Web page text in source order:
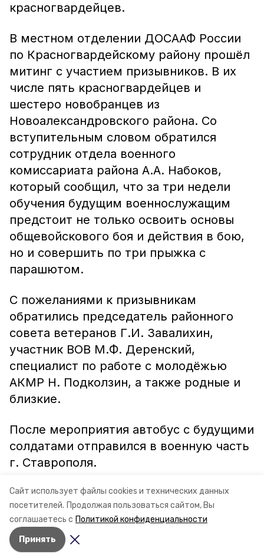
Сайт использует файлы cookies и технических данных
посетителей. Продолжая пользоваться сайтом, Вы
соглашаетесь с Политикой конфиденциальности
Принять
красногвардейцев.
В местном отделении ДОСААФ России
по Красногвардейскому району прошёл
митинг с участием призывников. В их
числе пять красногвардейцев и
шестеро новобранцев из
Новоалександровского района. Со
вступительным словом обратился
сотрудник отдела военного
комиссариата района А.А. Набоков,
который сообщил, что за три недели
обучения будущим военнослужащим
предстоит не только освоить основы
общевойскового боя и действия в бою,
но и совершить по три прыжка с
парашютом.
С пожеланиями к призывникам
обратились председатель районного
совета ветеранов Г.И. Завалихин,
участник ВОВ М.Ф. Деренский,
специалист по работе с молодёжью
АКМР Н. Подколзин, а также родные и
близкие.
После мероприятия автобус с будущими
солдатами отправился в военную часть
г. Ставрополя.
ВладимирАФАНАСЬЕВ,
фото автора